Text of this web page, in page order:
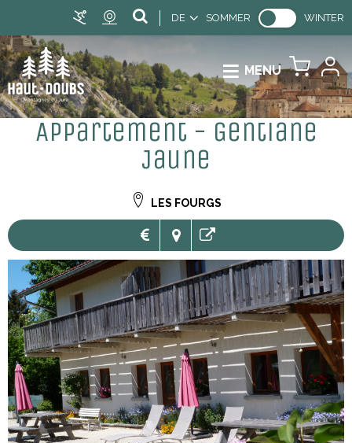
DE SOMMER WINTER
MENU
Appartement - Gentiane
Jaune
LES FOURGS